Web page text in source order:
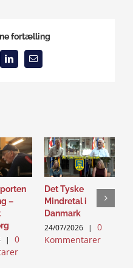
fortælling
LinkedInEmail
–
|
0
Det Tyske
Mindretal i
Danmark
24/07/2026 |
0
Kommentarer